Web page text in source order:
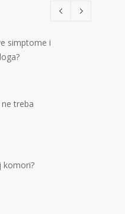
simptome i
treba
komori?